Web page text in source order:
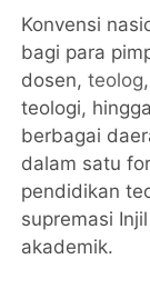
Konvensi
bagi para
dosen,teolog
teologi,
berbagai
dalam satu
pendidikan
supremasi
akademik.